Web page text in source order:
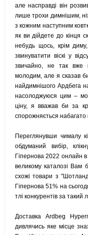
але насправді він
лише трохи димнішим,
з кожним наступним
як ви дійдете до кінця
небудь щось, крім
звинуватити віскі у
звичайно, не так вже
молодим, але я сказав
найдимнішого Ардбега
насолоджуюся цим –
ціну, я вважав би за
спорожняється
Переглянувши чималу
обдуманий вибір,
Гіпернова 2022 онлайн
великому каталозі Вам
схожі товари з
Гіпернова 51% на
тлі конкурентів за такий
Доставка Ardbeg
дивлячись яке місце